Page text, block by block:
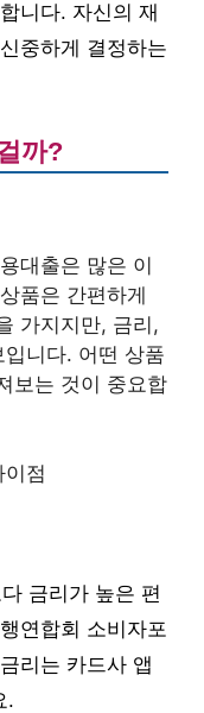
니다. 자신의 재
중하게 결정하는
까?
대출은 많은 이
품은 간편하게
가지지만, 금리,
니다. 어떤 상품
보는 것이 중요합
점
금리가 높은 편
연합회 소비자포
리는 카드사 앱
.